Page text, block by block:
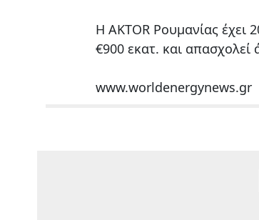
H AKTOR Ρουμανίας έχει
€900 εκατ. και
www.worldenergynews.gr